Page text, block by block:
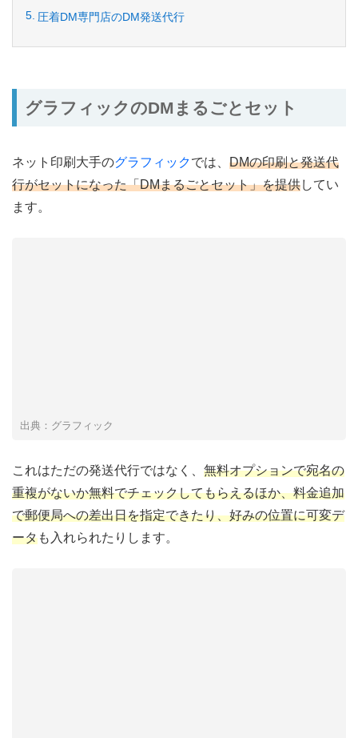
圧着DM専門店のDM発送代行
グラフィックのDMまるごとセット
ネット印刷大手のグラフィックでは、 DMの印刷と発送代
行がセットになった「DMまるごとセット」を提供してい
ます。
出典：グラフィック
これはただの発送代行ではなく、 無料オプションで宛名の
重複がないか無料でチェックしてもらえるほか、料金追加
で郵便局への差出日を指定できたり、好みの位置に可変デ
ータも入れられたりします。